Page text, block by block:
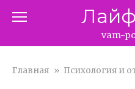
vam-
Главная » Психология и